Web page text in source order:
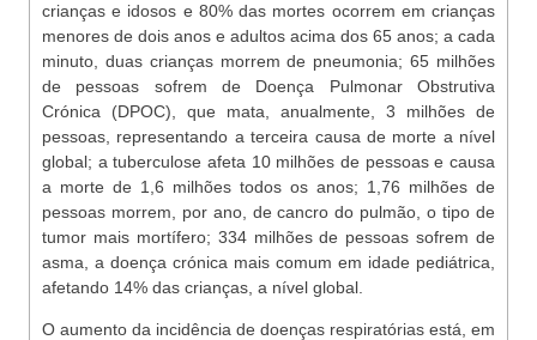
crianças e idosos e 80% das mortes ocorrem em crianças
menores de dois anos e adultos acima dos 65 anos; a cada
minuto, duas crianças morrem de pneumonia; 65 milhões
de pessoas sofrem de Doença Pulmonar Obstrutiva
Crónica (DPOC), que mata, anualmente, 3 milhões de
pessoas, representando a terceira causa de morte a nível
global; a tuberculose afeta 10 milhões de pessoas e causa
a morte de 1,6 milhões todos os anos; 1,76 milhões de
pessoas morrem, por ano, de cancro do pulmão, o tipo de
tumor mais mortífero; 334 milhões de pessoas sofrem de
asma, a doença crónica mais comum em idade pediátrica,
afetando 14% das crianças, a nível global.
O aumento da incidência de doenças respiratórias está, em